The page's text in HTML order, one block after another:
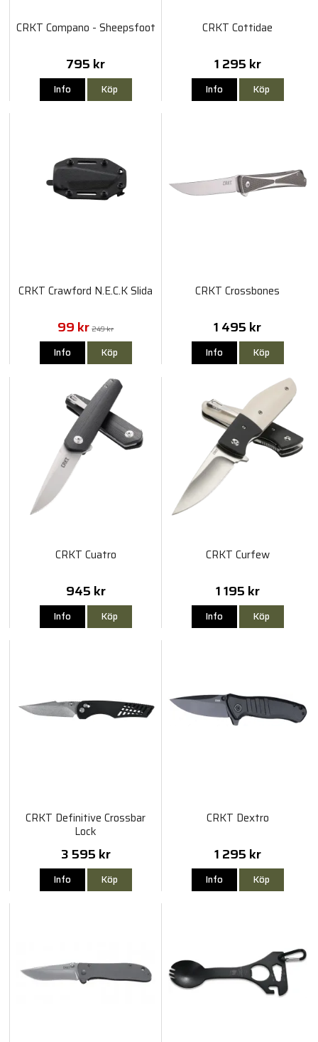
CRKT Compano - Sheepsfoot
795 kr
Info Köp
CRKT Cottidae
1 295 kr
Info Köp
CRKT Crawford N.E.C.K Slida
99 kr 249 kr
Info Köp
CRKT Crossbones
1 495 kr
Info Köp
CRKT Cuatro
945 kr
Info Köp
CRKT Curfew
1 195 kr
Info Köp
CRKT Definitive Crossbar
Lock
3 595 kr
Info Köp
CRKT Dextro
1 295 kr
Info Köp